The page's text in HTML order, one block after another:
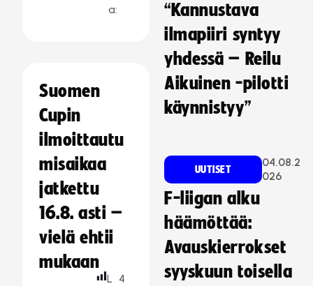
a:
Suomen
Cupin
ilmoittautu
misaikaa
jatkettu
16.8. asti –
vielä ehtii
mukaan
L 4
“Kannustava
ilmapiiri syntyy
yhdessä – Reilu
Aikuinen -pilotti
käynnistyy”
UUTISET
04.08.2
026
F-liigan alku
häämöttää:
Avauskierrokset
syyskuun toisella